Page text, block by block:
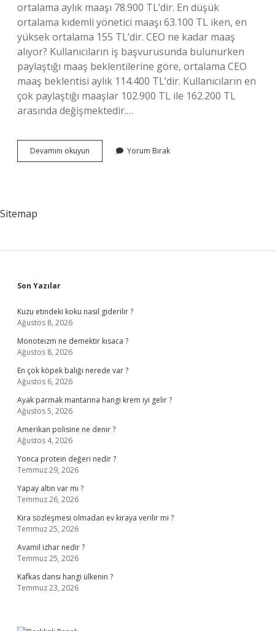
ortalama aylık maaşı 78.900 TL’dir. En düşük
ortalama kıdemli yönetici maaşı 63.100 TL iken, en
yüksek ortalama 155 TL’dir. CEO ne kadar maaş
alıyor? Kullanıcıların iş başvurusunda bulunurken
paylaştığı maaş beklentilerine göre, ortalama CEO
maaş beklentisi aylık 114.400 TL’dir. Kullanıcıların en
çok paylaştığı maaşlar 102.900 TL ile 162.200 TL
arasında değişmektedir.…
Devamını okuyun
Ne
Yorum Bırak
Sitemap
Sidebar
Son Yazılar
Kuzu etindeki koku nasıl giderilir ?
Ağustos 8, 2026
Monoteizm ne demektir kısaca ?
Ağustos 8, 2026
En çok köpek balığı nerede var ?
Ağustos 6, 2026
Ayak parmak mantarına hangi krem iyi gelir ?
Ağustos 5, 2026
Amerikan polisine ne denir ?
Ağustos 4, 2026
Yonca protein değeri nedir ?
Temmuz 29, 2026
Yapay altın var mı ?
Temmuz 26, 2026
Kira sözleşmesi olmadan ev kiraya verilir mi ?
Temmuz 25, 2026
Avamil izhar nedir ?
Temmuz 25, 2026
Kafkas dansı hangi ülkenin ?
Temmuz 23, 2026